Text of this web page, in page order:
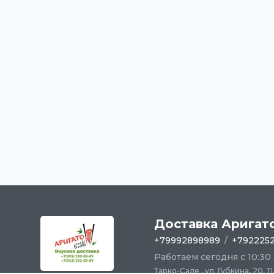
Доставка
+79992898989 /
Работаем сегодня с
Тарко-Сале , ул. Губкина, 20,